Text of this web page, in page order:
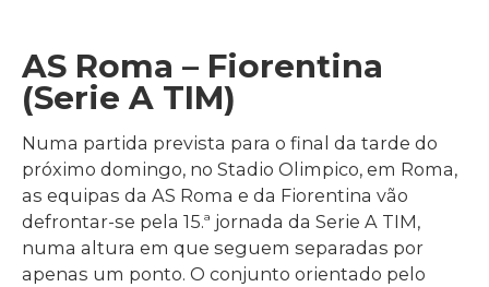
AS Roma – Fiorentina
(Serie A TIM)
Numa partida prevista para o final da tarde do
próximo domingo, no Stadio Olimpico, em Roma,
as equipas da AS Roma e da Fiorentina vão
defrontar-se pela 15.ª jornada da Serie A TIM,
numa altura em que seguem separadas por
apenas um ponto. O conjunto orientado pelo